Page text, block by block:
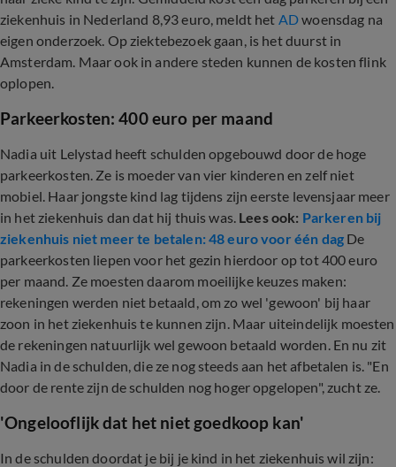
ziekenhuis in Nederland 8,93 euro, meldt het ADwoensdag na
eigen onderzoek. Op ziektebezoek gaan, is het duurst in
Amsterdam. Maar ook in andere steden kunnen de kosten flink
oplopen.
Parkeerkosten: 400 euro per maand
Nadia uit Lelystad heeft schulden opgebouwd door de hoge
parkeerkosten. Ze is moeder van vier kinderen en zelf niet
mobiel. Haar jongste kind lag tijdens zijn eerste levensjaar meer
in het ziekenhuis dan dat hij thuis was. Lees ook: Parkeren bij
ziekenhuis niet meer te betalen: 48 euro voor één dagDe
parkeerkosten liepen voor het gezin hierdoor op tot 400 euro
per maand. Ze moesten daarom moeilijke keuzes maken:
rekeningen werden niet betaald, om zo wel 'gewoon' bij haar
zoon in het ziekenhuis te kunnen zijn. Maar uiteindelijk moesten
de rekeningen natuurlijk wel gewoon betaald worden. En nu zit
Nadia in de schulden, die ze nog steeds aan het afbetalen is. "En
door de rente zijn de schulden nog hoger opgelopen", zucht ze.
'Ongelooflijk dat het niet goedkoop kan'
In de schulden doordat je bij je kind in het ziekenhuis wil zijn: